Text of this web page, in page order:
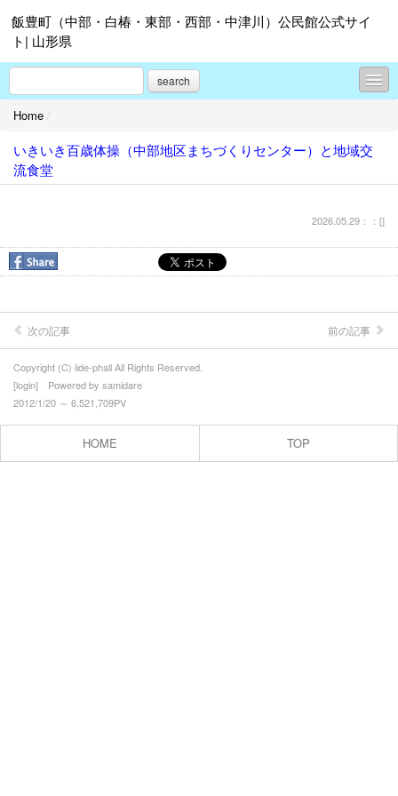
飯豊町（中部・白椿・東部・西部・中津川）公民館公式サイ
ト| 山形県
search
中部地区まちづくりセンター
白椿地区まちづくりセンター
東部地区まちづくりセンター
中津川地区まちづくりセンター
飯豊町公民館連絡協議会
飯豊町町民総合センター「あ～す」
地域づくり活動
プロフィール
Home /
いきいき百歳体操（中部地区まちづくりセンター）と地域交
流食堂
2026.05.29：：[]
次の記事 前の記事
Copyright (C) iide-phall All Rights Reserved.
[login] Powered by samidare
2012/1/20 ～ 6,521,709PV
HOME TOP